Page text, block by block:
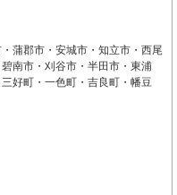
蒲郡市・安城市・知立市・西尾
南市・刈谷市・半田市・東浦
好町・一色町・吉良町・幡豆